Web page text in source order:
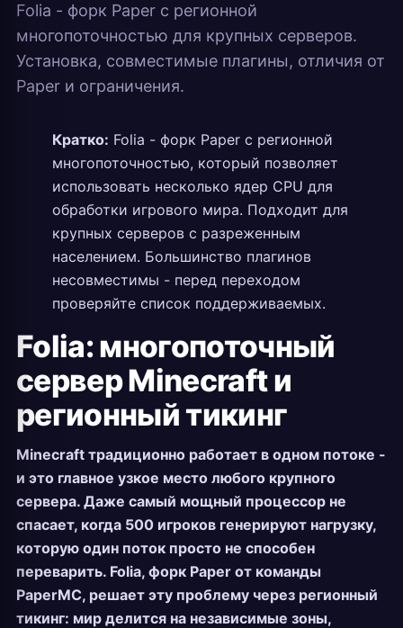
Folia - форк Paper с регионной
многопоточностью для крупных серверов.
Установка, совместимые плагины, отличия от
Paper и ограничения.
Кратко: Folia - форк Paper с регионной
многопоточностью, который позволяет
использовать несколько ядер CPU для
обработки игрового мира. Подходит для
крупных серверов с разреженным
населением. Большинство плагинов
несовместимы - перед переходом
проверяйте список поддерживаемых.
Folia: многопоточный
сервер Minecraft и
регионный тикинг
Minecraft традиционно работает в одном потоке -
и это главное узкое место любого крупного
сервера. Даже самый мощный процессор не
спасает, когда 500 игроков генерируют нагрузку,
которую один поток просто не способен
переварить. Folia, форк Paper от команды
PaperMC, решает эту проблему через регионный
тикинг: мир делится на независимые зоны,